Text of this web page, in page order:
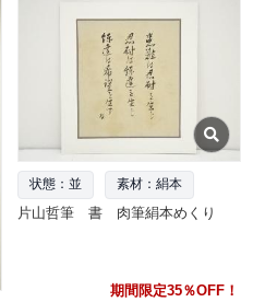
状態：並 素材：絹本
片山哲筆 書 肉筆絹本めくり
期間限定35％OFF！